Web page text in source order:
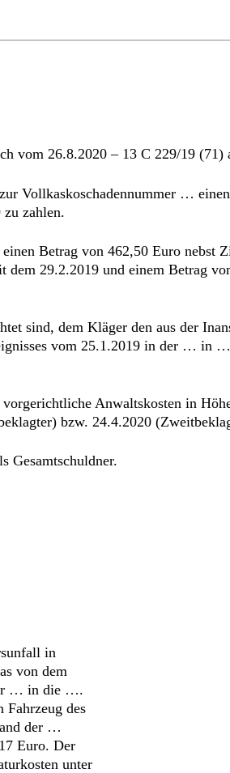
vom 26.8.2020 – 13 C 229/19 (71)
Vollkaskoschadennummer …
zu zahlen.
Betrag von 462,50 Euro nebst
29.2.2019 und einem Betrag
sind, dem Kläger den aus der
vom 25.1.2019 in der … in …
Anwaltskosten in
bzw. 24.4.2020
Gesamtschuldner.
in
von dem
… in die ….
des
der …
Euro. Der
unter